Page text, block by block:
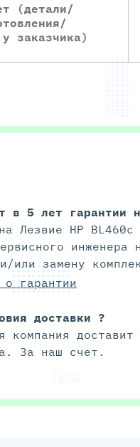
(детали/
заказчика)
в 5 лет гарантии
Лезвие HP
инженера
или замену
о гарантии
доставки ?
компания
За наш счет.